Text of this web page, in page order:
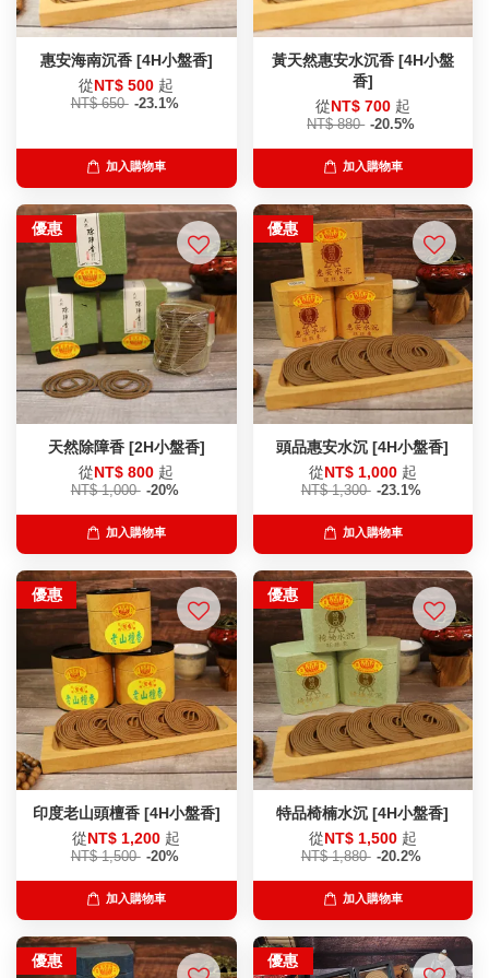
惠安海南沉香 [4H小盤香]
從NT$ 500 起
NT$ 650 -23.1%
加入購物車
黃天然惠安水沉香 [4H小盤
香]
從NT$ 700 起
NT$ 880 -20.5%
加入購物車
優惠
天然除障香 [2H小盤香]
從NT$ 800 起
NT$ 1,000 -20%
加入購物車
優惠
頭品惠安水沉 [4H小盤香]
從NT$ 1,000 起
NT$ 1,300 -23.1%
加入購物車
優惠
印度老山頭檀香 [4H小盤香]
從NT$ 1,200 起
NT$ 1,500 -20%
加入購物車
優惠
特品椅楠水沉 [4H小盤香]
從NT$ 1,500 起
NT$ 1,880 -20.2%
加入購物車
優惠 優惠